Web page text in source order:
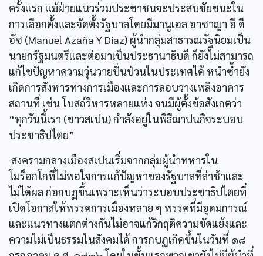
ครั้งแรก แม้ฝ่ายแนวร่วมประชาชนจะประสบชัยชนะใน
การเลือกตั้งและจัดตั้งรัฐบาลโดยมีมานูเอล อาซาญา อี ดี
อัซ (Manuel Azaña Y Diaz) ผู้นำกลุ่มสาธารณรัฐนิยมเป็น
นายกรัฐมนตรีและต่อมาเป็นประธานาธิบดี ก็ยังไม่สามารถ
แก้ไขปัญหาความวุ่นวายปั่นป่วนในประเทศได้ หนำซํ้ายัง
เกิดการสังหารทางการเมืองและการลอบวางเพลิงอาคาร
สถานที่ เช่น โบสถ์วิหารหลายแห่ง จนมีผู้ตั้งข้อสังเกตว่า
“ทุกวันนี้เรา (ชาวสเปน) กำลังอยู่ในพิธีฌาปนกิจระบอบ
ประชาธิปไตย”
สงครามกลางเมืองสเปนเริ่มจากกลุ่มผู้นำทหารใน
โมร็อกโกที่ไม่พอใจการแก้ปัญหาของรัฐบาลที่ล่าช้าและ
ไม่ได้ผล ก่อกบฏขึ้นเพราะเห็นว่าระบอบประชาธิปไตยที่
เปิดโอกาสให้พรรคการเมืองหลาย ๆ พรรคที่มีอุดมการณ์
และแนวทางแตกต่างกันไม่อาจแก้วิกฤติความขัดแย้งและ
ความไม่เป็นธรรมในสังคมได้ การกบฏเกิดขึ้นในวันที่ ๑๘